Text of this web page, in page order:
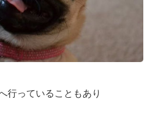
行っていることもあり